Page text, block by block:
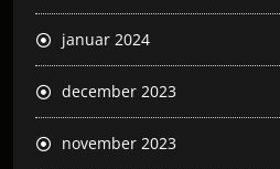
januar 2024
december 2023
november 2023